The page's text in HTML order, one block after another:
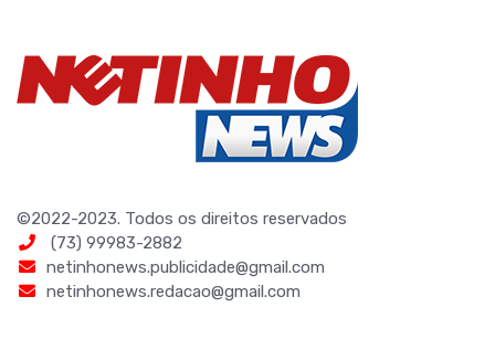
©2022-2023. Todos os direitos reservados
(73) 99983-2882
netinhonews.publicidade@gmail.com
netinhonews.redacao@gmail.com